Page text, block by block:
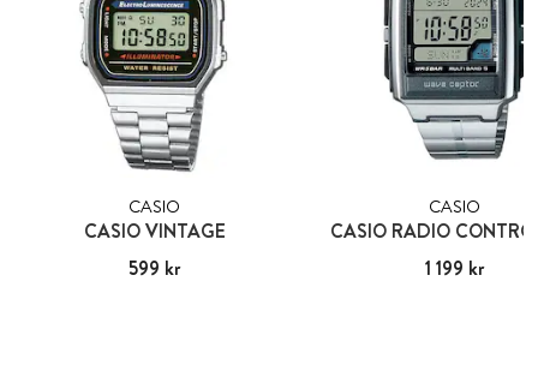
CASIO
CASIO VINTAGE
Pris:599 kr
599 kr
CASIO
CASIO RADIO
Pris :1 199 kr
1 199 kr